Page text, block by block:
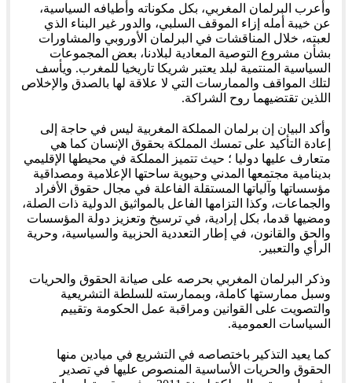
وأعرب البرلمان المغربي، بكل مكوناته وأطيافه السياسية،
عن خيبة أمله إزاء الموقف السلبي، والدور غير البناء الذي
لعبته، خلال المناقشات في البرلمان الأوروبي والمشاورات
بشأن مشروع التوصية المعادية لبلادنا، بعض المجموعات
السياسية المنتمية لبلد يعتبر شريكا تاريخيا للمغرب. ويأسف
لتلك المواقف والممارسات التي لا علاقة لها بالصدق والإخلاص
اللذين تقتضيهما روح الشراكة.
وأكد البيان إن برلمان المملكة المغربية ليس في حاجة إلى
إعادة التأكيد على تمسك المملكة بحقوق الإنسان كما هي
متعارف عليها دوليا ؛ حيث تتميز المملكة في محيطها الإقليمي
بدينامية مجتمعها المدني وحيوية ساحتها الإعلامية ومصداقية
مؤسساتها وآلياتها المستقلة الفاعلة في مجال حقوق الأفراد
والجماعات، وكذا التزامها الفاعل بالمواثيق الدولية ذات الصلة،
ومضيها قدما، بكل إرادية، في ترسيخ وتعزيز دولة المؤسسات
والحق والقانون، في إطار التعددية الحزبية والسياسية، وحرية
الرأي والتعبير.
وذكر البرلمان المغربي بحرصه على صيانة الحقوق والحريات
وسبل ممارستها كاملة، وبممارسته للسلطة التشريعية
والتصويت على القوانين ومراقبة عمل الحكومة وتقييم
السياسات العمومية.
كما يعيد التذكير باختصاصه في التشريع في ميادين منها
الحقوق والحريات الأساسية المنصوص عليها في تصدير